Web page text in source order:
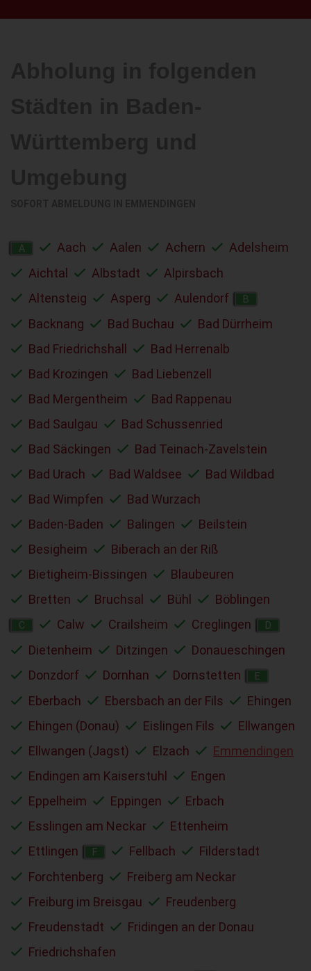
A Aach Aalen Achern
Adelsheim
Aichtal
Albstadt
Alpirsbach
Altensteig
Asperg Aulendorf B
Backnang Bad Buchau
Bad Dürrheim
Bad Friedrichshall
Bad Herrenalb
Bad Krozingen
Bad Liebenzell
Bad Mergentheim
Bad Rappenau
Bad Saulgau
Bad Schussenried
Bad Säckingen
Bad Teinach-Zavelstein
Bad Urach
Bad Waldsee
Bad Wildbad
Bad Wimpfen
Bad Wurzach
Baden-Baden
Balingen
Beilstein
Besigheim
Biberach an der Riß
Bietigheim-Bissingen
Blaubeuren
Bretten
Bruchsal Bühl Böblingen
C Calw Crailsheim Creglingen D
Dietenheim Ditzingen
Donaueschingen
Donzdorf
Dornhan Dornstetten E
Eberbach Ebersbach an der Fils
Ehingen
Ehingen (Donau)
Eislingen Fils
Ellwangen
Ellwangen (Jagst)
Elzach
Emmendingen
Endingen am Kaiserstuhl
Engen
Eppelheim
Eppingen
Erbach
Esslingen am Neckar
Ettenheim
Ettlingen
F Fellbach
Filderstadt
Forchtenberg
Freiberg am Neckar
Freiburg im Breisgau
Freudenberg
Freudenstadt
Fridingen an der Donau
Friedrichshafen